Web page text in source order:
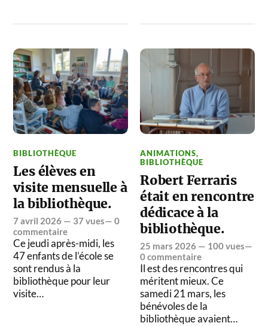
BIBLIOTHÈQUE
Les élèves en
visite mensuelle à
la bibliothèque.
7 avril 2026 — 37 vues—0
commentaire
Ce jeudi après-midi, les
47 enfants de l’école se
sont rendus à la
bibliothèque pour leur
visite…
ANIMATIONS,
BIBLIOTHÈQUE
Robert Ferraris
était en rencontre
dédicace à la
bibliothèque.
25 mars 2026 — 100 vues—
0 commentaire
Il est des rencontres qui
méritent mieux. Ce
samedi 21 mars, les
bénévoles de la
bibliothèque avaient…